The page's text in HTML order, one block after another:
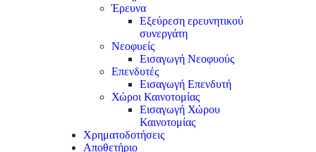
Έρευνα
Εξεύρεση ερευνητικού
συνεργάτη
Νεοφυείς
Εισαγωγή Νεοφυούς
Επενδυτές
Εισαγωγή Επενδυτή
Χώροι Καινοτομίας
Εισαγωγή Χώρου
Καινοτομίας
Χρηματοδοτήσεις
Αποθετήριο